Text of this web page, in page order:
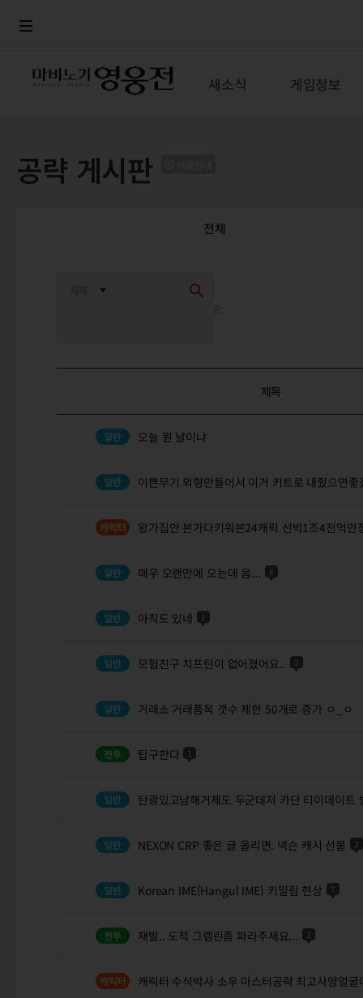
새소식 게임정보
공략 게시판
전체
제목
오늘 뭔 날이냐
이쁜무기 외형만들어서 이거 키트로 내줬으면
왕가집안 본가다키워본24캐릭 선박1조4천억만
매우 오랜만에 오는데 음... 4
아직도 있네 1
모험친구 치프틴이 없어졌어요.. 3
거래소 거래품목 갯수 제한 50개로 증가 ㅇ_ㅇ
탑구한다 1
탄광있고남해거제도 두군데저 카단 티이데이트
NEXON CRP 좋은 글 올리면. 넥슨 캐시 선물 2
Korean IME(Hangul IME) 키밀림 현상 7
재발.. 도적 그렘린좀 파라주새요... 2
캐릭터 수석박사 소우 마스터공략 최고사양얼굴